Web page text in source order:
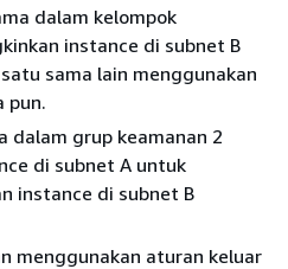
dalam kelompok
instance di subnet B
sama lain menggunakan
pun.
dalam grup keamanan 2
di subnet A untuk
instance di subnet B
menggunakan aturan keluar